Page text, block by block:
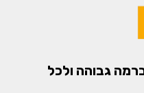
גבוהה ולכל